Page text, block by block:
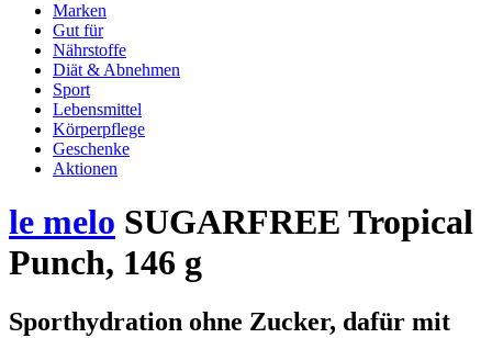
Marken
Gut für
Nährstoffe
Diät & Abnehmen
Sport
Lebensmittel
Körperpflege
Geschenke
Aktionen
le melo SUGARFREE Tropical
Punch, 146 g
Sporthydration ohne Zucker, dafür mit